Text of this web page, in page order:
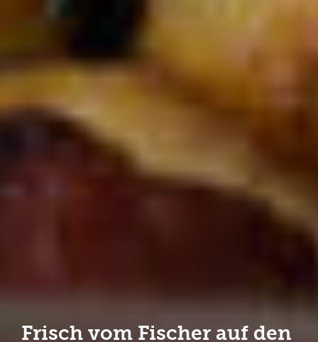
Frisch vom Fischer auf den